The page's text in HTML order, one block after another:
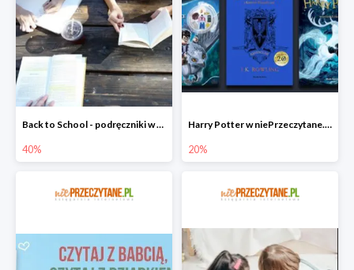
Back to School - podręczniki w niePrzeczytane.pl do -40%
40%
Harry Potter w niePrzeczytane.pl do -20%
20%